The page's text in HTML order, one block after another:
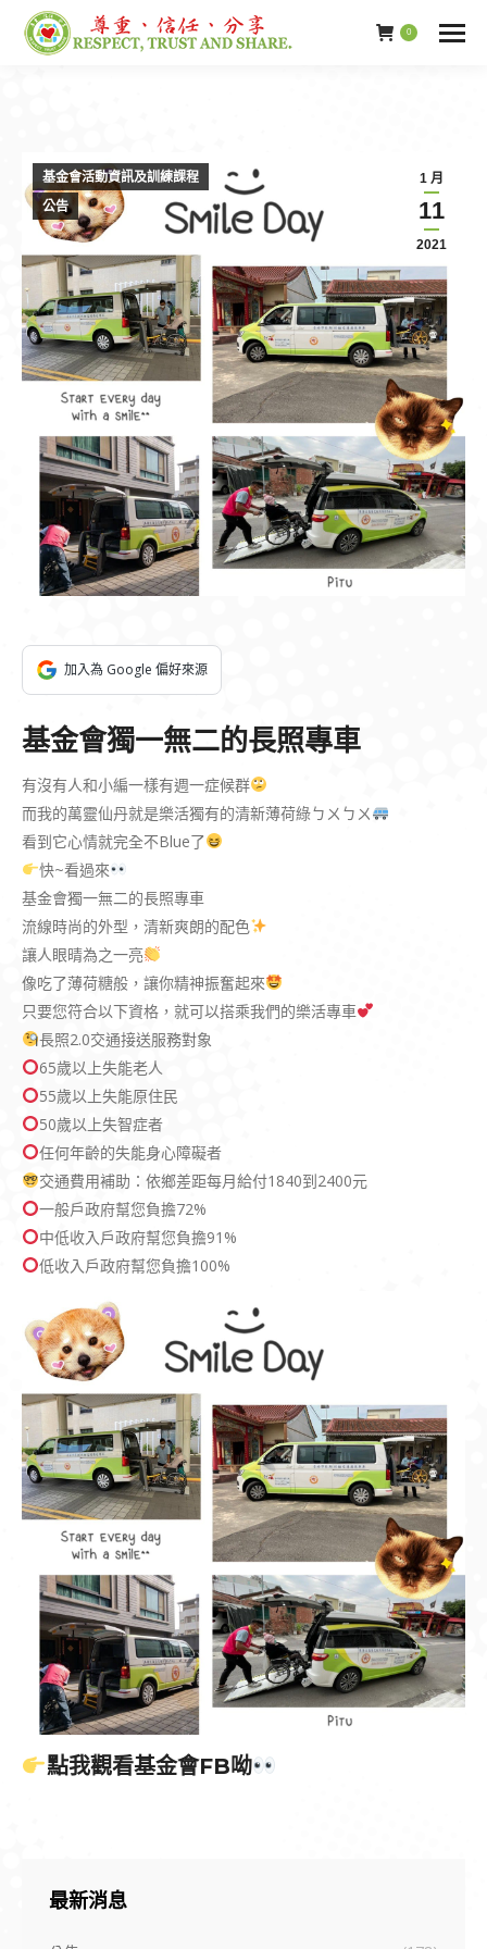
0
1 月
11
2021
基金會活動資訊及訓練課程
公告
加入為 Google 偏好來源
基金會獨一無二的長照專車
有沒有人和小編一樣有週一症候群
而我的萬靈仙丹就是樂活獨有的清新薄荷綠ㄅㄨㄅㄨ
看到它心情就完全不Blue了
快~看過來
基金會獨一無二的長照專車
流線時尚的外型，清新爽朗的配色
讓人眼晴為之一亮
像吃了薄荷糖般，讓你精神振奮起來
只要您符合以下資格，就可以搭乘我們的樂活專車
長照2.0交通接送服務對象
65歲以上失能老人
55歲以上失能原住民
50歲以上失智症者
任何年齡的失能身心障礙者
交通費用補助：依鄉差距每月給付1840到2400元
一般戶政府幫您負擔72%
中低收入戶政府幫您負擔91%
低收入戶政府幫您負擔100%
點我觀看基金會FB呦
最新消息